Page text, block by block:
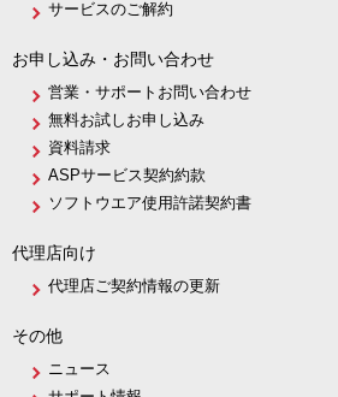
サービスのご解約
お申し込み・お問い合わせ
営業・サポートお問い合わせ
無料お試しお申し込み
資料請求
ASPサービス契約約款
ソフトウエア使用許諾契約書
代理店向け
代理店ご契約情報の更新
その他
ニュース